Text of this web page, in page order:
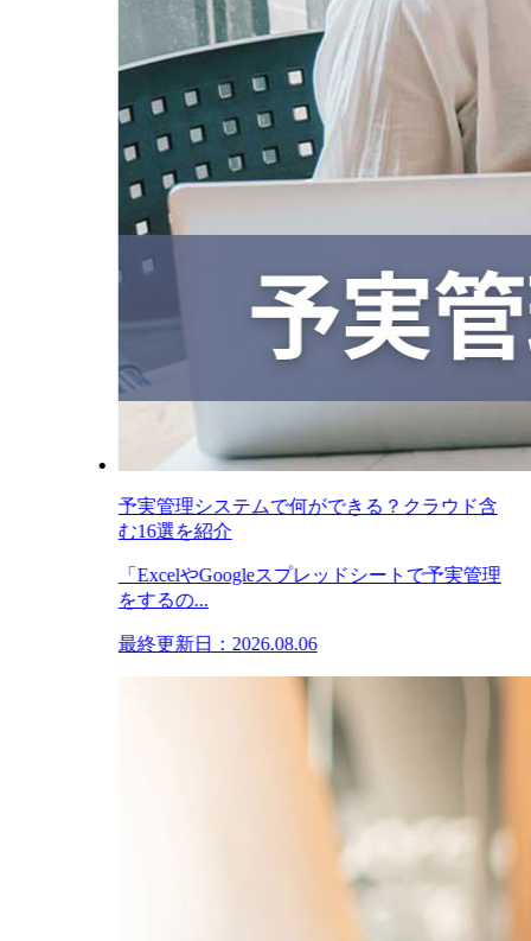
予実管理システムで何ができる？クラウド含
む16選を紹介
「ExcelやGoogleスプレッドシートで予実管理
をするの...
最終更新日：2026.08.06